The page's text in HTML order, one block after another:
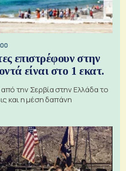
επιστρέφουν στην
είναι στο 1 εκατ.
την Σερβία στην Ελλάδα το
και η μέση δαπάνη